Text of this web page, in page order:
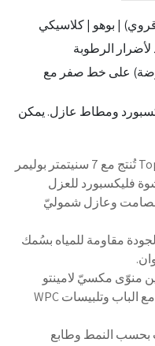
| بوهو | كلاسيكي
الرطوبة
على خط صفر مع
ومطاط عازل. يمكن
كل الأبواب الداخلية من مجموعة Top تُنتج مع 7 سنيتمتر بوليمر
فليكسبورد للعزل
وعازل شموليّ
مقاومة للمياه بسُمك
مكسيّ لامينتو
مقاوم للمياه بصبغة لون متناسقة مع الباب وتلبيسات WPC
بحسب النمط وطابع